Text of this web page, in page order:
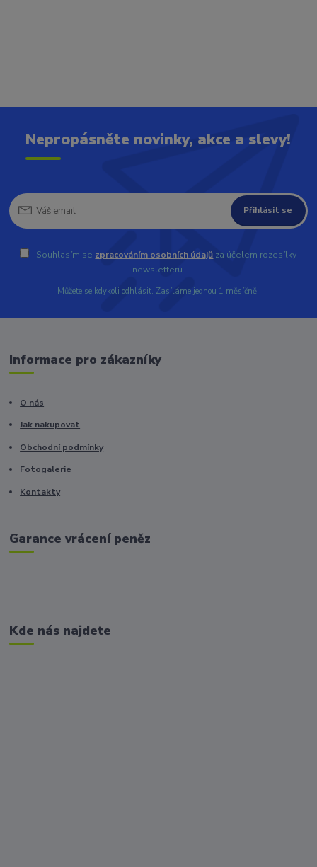
Nepropásněte novinky, akce a slevy!
Přihlásit se
Souhlasím se zpracováním osobních údajů za účelem rozesílky
newsletteru.
Můžete se kdykoli odhlásit. Zasíláme jednou 1 měsíčně.
Informace pro zákazníky
O nás
Jak nakupovat
Obchodní podmínky
Fotogalerie
Kontakty
Garance vrácení peněz
Kde nás najdete